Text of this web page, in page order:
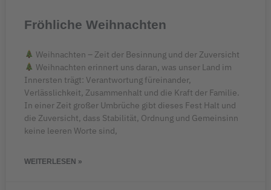
Fröhliche Weihnachten
Weihnachten – Zeit der Besinnung und der Zuversicht
Weihnachten erinnert uns daran, was unser Land im
Innersten trägt: Verantwortung füreinander,
Verlässlichkeit, Zusammenhalt und die Kraft der Familie.
In einer Zeit großer Umbrüche gibt dieses Fest Halt und
die Zuversicht, dass Stabilität, Ordnung und Gemeinsinn
keine leeren Worte sind,
WEITERLESEN »